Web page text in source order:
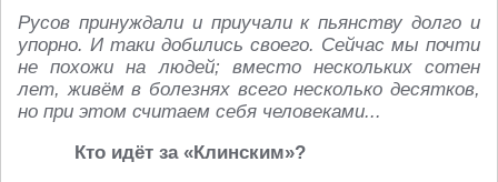
Русов принуждали и приучали к пьянству долго и
упорно. И таки добились своего. Сейчас мы почти
не похожи на людей; вместо нескольких сотен
лет, живём в болезнях всего несколько десятков,
но при этом считаем себя человеками...
Кто идёт за «Клинским»?